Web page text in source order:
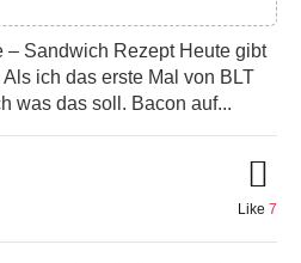
– Sandwich Rezept Heute gibt
ich das erste Mal von BLT
was das soll. Bacon auf...
Like 7